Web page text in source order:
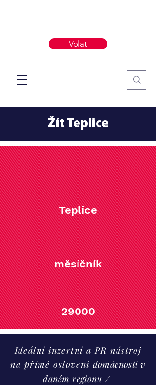
Volat
Žít Teplice
Teplice
měsíčník
29000
Ideální inzertní a PR nástroj
na přímé oslovenídomácností v
daném regionu /